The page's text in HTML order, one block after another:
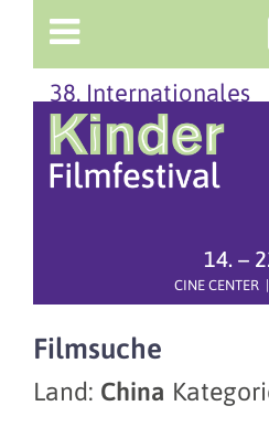
38. Internationales
14. –
CINE
Filmsuche
Land: China